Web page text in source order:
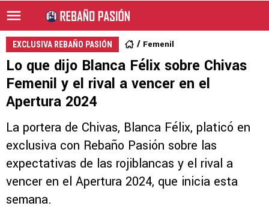
EXCLUSIVA REBAÑO PASIÓN Femenil
Lo que dijo Blanca Félix sobre Chivas
Femenil y el rival a vencer en el
Apertura 2024
La portera de Chivas, Blanca Félix, platicó en
exclusiva con Rebaño Pasión sobre las
expectativas de las rojiblancas y el rival a
vencer en el Apertura 2024, que inicia esta
semana.